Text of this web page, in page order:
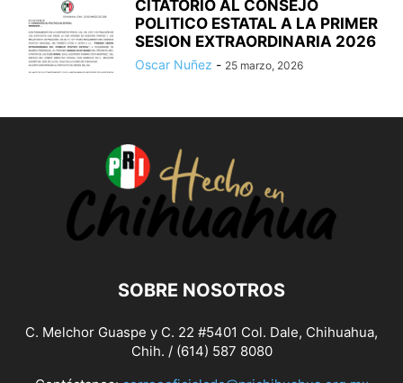
CITATORIO AL CONSEJO
POLITICO ESTATAL A LA PRIMER
SESION EXTRAORDINARIA 2026
Oscar Nuñez - 25 marzo, 2026
SOBRE NOSOTROS
C. Melchor Guaspe y C. 22 #5401 Col. Dale, Chihuahua,
Chih. / (614) 587 8080